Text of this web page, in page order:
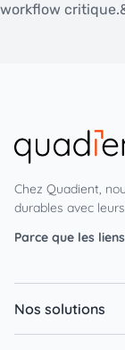
workflow
Chez Quadient,
durables avec
Parce que les
Nos solutions